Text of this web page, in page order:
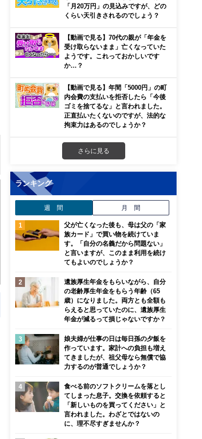
「月20万円」の見込みですが、どの
くらい天引きされるのでしょう？
【動画で見る】70代の親が「年金を
受け取らないまま」亡くなっていた
ようです。これっておかしいです
か…？
【動画で見る】年間「5000円」の町
内会費の支払いを拒否したら「今後
ゴミを捨てるな」と言われました。
正直払いたくないのですが、法的な
拘束力はあるのでしょうか？
さらに見る
ランキング
週 間 月 間
父が亡くなった後も、母は父の「家
族カード」で買い物を続けていま
す。「自分の名義だから問題ない」
と言いますが、このまま利用を続け
てもよいのでしょうか？
遺族厚生年金をもらいながら、自分
の老齢厚生年金をもらう年齢（65
歳）になりました。両方とも全額も
らえると思っていたのに、遺族厚生
年金が減るって損じゃないですか？
娘夫婦が仕事の日は毎日孫の夕飯を
作っています。家計への負担も増え
てきましたが、祖父母なら無償で協
力するのが普通でしょうか？
食べる前のソフトクリームを落とし
てしまった息子。交換を依頼すると
「新しいものを買ってください」と
言われました。わざとではないの
に、理不尽すぎませんか？